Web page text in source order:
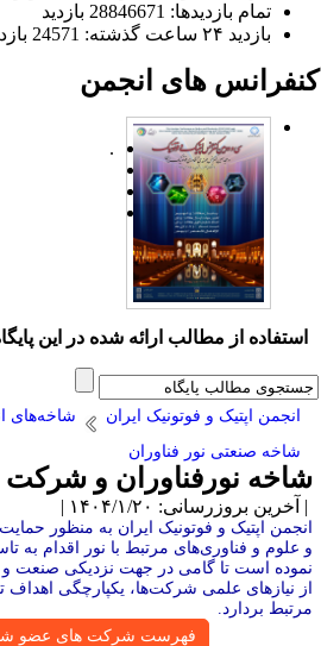
تمام بازدید‌ها: 28846671 بازدید
بازدید ۲۴ ساعت گذشته: 24571 بازدید
های انجمن
.
استفاده از مطالب ارائه شده در این
انجمن اپتیک و فوتونیک ایران
شاخه‌های
شاخه صنعتی نور فناوران
نورفناوران و شرکت
بروزرسانی: ۱۴۰۴/۱/۲۰ |
اپتیک و فوتونیک ایران به منظور
علوم و فناوری‌های مرتبط با نور اقدام به
است تا گامی در جهت نزدیکی صنعت و
نیازهای علمی شرکت‌ها،‌ یکپارچگی اهداف
بردارد.
فهرست شرکت های عضو شاخه